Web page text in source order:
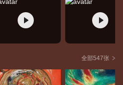
全部547张